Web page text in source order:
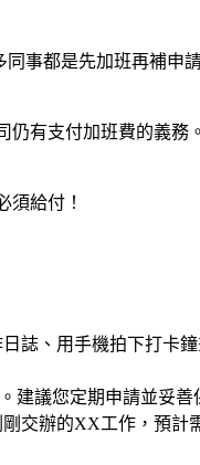
事都是先加班再補申
有支付加班費的義務
須給付！
誌、用手機拍下打卡
建議您定期申請並妥
交辦的XX工作，預計